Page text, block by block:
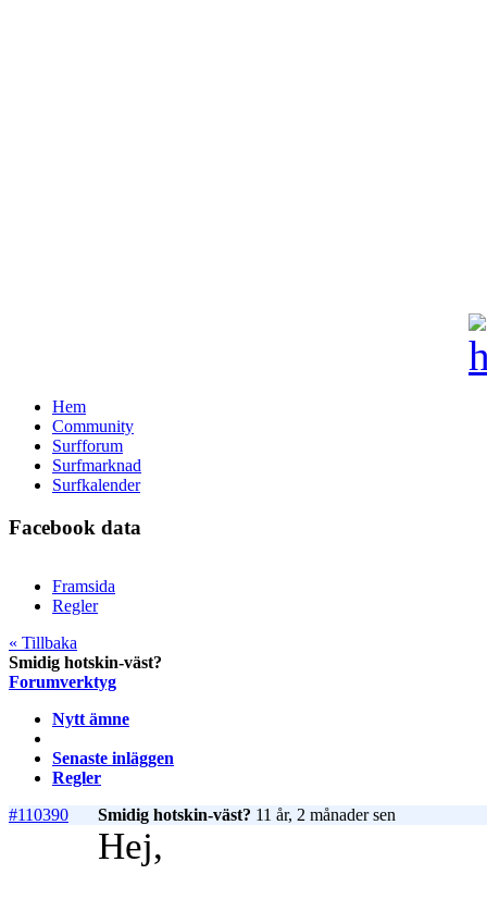
Hem
Community
Surfforum
Surfmarknad
Surfkalender
Facebook data
Framsida
Regler
« Tillbaka
Smidig hotskin-väst?
Forumverktyg
Nytt ämne
Senaste inläggen
Regler
#110390
Smidig hotskin-väst? 11 år, 2 månader sen
Hej,